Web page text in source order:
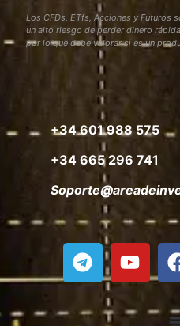
Los CFDs, ETfs, Acciones y Futuros
un alto riesgo de perder dinero
por lo que debe valorar si es un
+34 601 988 575
+34 665 296 741